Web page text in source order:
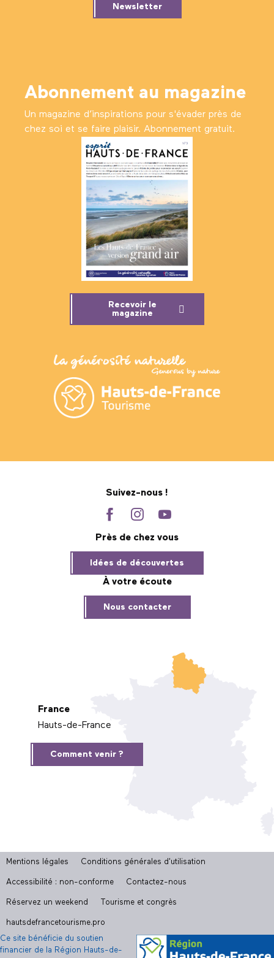
Newsletter
Abonnement au magazine
Un magazine d’inspirations pour s'évader près de
chez soi et se faire plaisir. Abonnement gratuit.
Recevoir le
magazine
Suivez-nous !
Près de chez vous
Idées de découvertes
À votre écoute
Nous contacter
France
Hauts-de-France
Comment venir ?
Mentions légales Conditions générales d'utilisation
Accessibilité : non-conforme Contactez-nous
Réservez un weekend Tourisme et congrès
hautsdefrancetourisme.pro
Ce site bénéficie du soutien
financier de la Région Hauts-de-